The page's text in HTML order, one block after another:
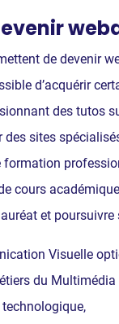
de devenir
d’acquérir
des tutos
des sites
formation
cours
et poursuivre
Visuelle
du Multimédia